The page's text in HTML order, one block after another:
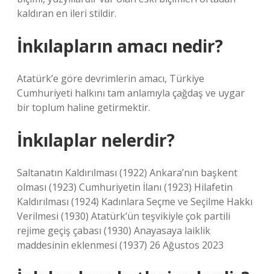
kaldıran en ileri stildir.
İnkılapların amacı nedir?
Atatürk’e göre devrimlerin amacı, Türkiye
Cumhuriyeti halkını tam anlamıyla çağdaş ve uygar
bir toplum haline getirmektir.
İnkılaplar nelerdir?
Saltanatın Kaldırılması (1922) Ankara’nın başkent
olması (1923) Cumhuriyetin İlanı (1923) Hilafetin
Kaldırılması (1924) Kadınlara Seçme ve Seçilme Hakkı
Verilmesi (1930) Atatürk’ün teşvikiyle çok partili
rejime geçiş çabası (1930) Anayasaya laiklik
maddesinin eklenmesi (1937) 26 Ağustos 2023